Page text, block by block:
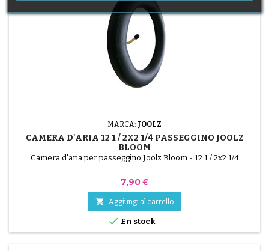
MARCA: JOOLZ
CAMERA D'ARIA 12 1 / 2X2 1/4 PASSEGGINO JOOLZ
BLOOM
Camera d'aria per passeggino Joolz Bloom - 12 1 / 2x2 1/4
Prezzo
7,90 €
 Aggiungi al carrello
 En stock